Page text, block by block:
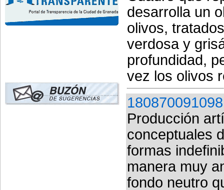
desarrolla un
olivos,
verdosa y
profundidad,
vez los olivos
Producción
conceptuales
formas
manera muy
fondo neutro